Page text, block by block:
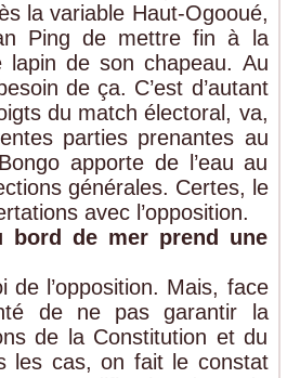
la variable Haut-Ogooué,
Ping de mettre fin à la
de son chapeau. Au
de ça. C’est d’autant
du match électoral, va,
parties prenantes au
apporte de l’eau au
générales. Certes, le
avec l’opposition.
bord de mer prend une
l’opposition. Mais, face
de ne pas garantir la
de la Constitution et du
les cas, on fait le constat